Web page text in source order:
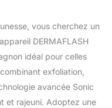
vous cherchez un
DERMAFLASH
idéal pour celles
exfoliation,
avancée Sonic
et rajeuni. Adoptez une